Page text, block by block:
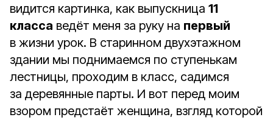
видится картинка, как выпускница 11
класса ведёт меня за руку на первый
в жизни урок. В старинном двухэтажном
здании мы поднимаемся по ступенькам
лестницы, проходим в класс, садимся
за деревянные парты. И вот перед моим
взором предстаёт женщина, взгляд которой